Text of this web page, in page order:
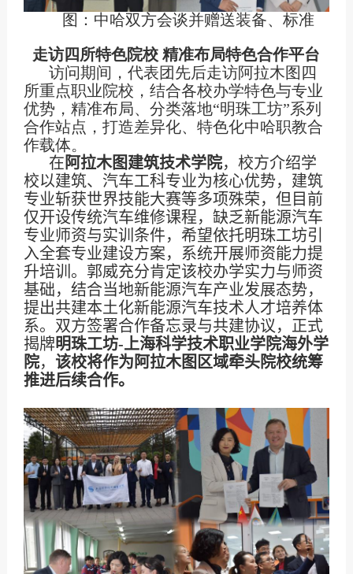
图：中哈双方会谈并赠送装备、标准
走访四所特色院校 精准布局特色合作平台
访问期间，代表团先后走访阿拉木图四
所重点职业院校，结合各校办学特色与专业
优势，精准布局、分类落地“明珠工坊”系列
合作站点，打造差异化、特色化中哈职教合
作载体。
在阿拉木图建筑技术学院，校方介绍学
校以建筑、汽车工科专业为核心优势，建筑
专业斩获世界技能大赛等多项殊荣，但目前
仅开设传统汽车维修课程，缺乏新能源汽车
专业师资与实训条件，希望依托明珠工坊引
入全套专业建设方案，系统开展师资能力提
升培训。郭威充分肯定该校办学实力与师资
基础，结合当地新能源汽车产业发展态势，
提出共建本土化新能源汽车技术人才培养体
系。双方签署合作备忘录与共建协议，正式
揭牌明珠工坊-上海科学技术职业学院海外学
院， 该校将作为阿拉木图区域牵头院校统筹
推进后续合作。